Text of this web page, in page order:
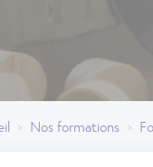
> Nos formations >